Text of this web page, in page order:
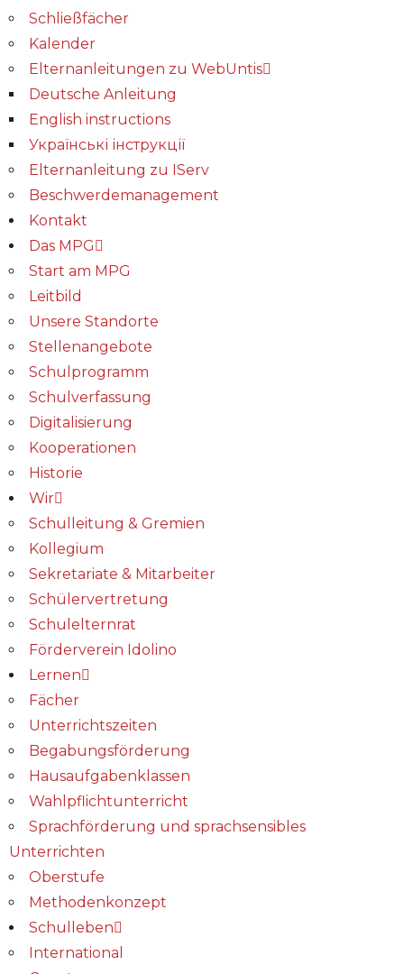
Schließfächer
Kalender
Elternanleitungen zu WebUntis
Deutsche Anleitung
English instructions
Українські інструкції
Elternanleitung zu IServ
Beschwerdemanagement
Kontakt
Das MPG
Start am MPG
Leitbild
Unsere Standorte
Stellenangebote
Schulprogramm
Schulverfassung
Digitalisierung
Kooperationen
Historie
Wir
Schulleitung & Gremien
Kollegium
Sekretariate & Mitarbeiter
Schülervertretung
Schulelternrat
Förderverein Idolino
Lernen
Fächer
Unterrichtszeiten
Begabungs­förderung
Hausaufgabenklassen
Wahlpflichtunterricht
Sprachförderung und sprachsensibles
Unterrichten
Oberstufe
Methodenkonzept
Schulleben
International